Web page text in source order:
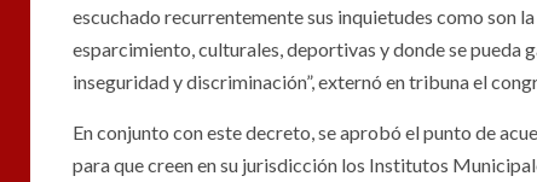
escuchado recurrentemente sus inquietudes como son
esparcimiento, culturales, deportivas y donde se pueda
inseguridad y discriminación”, externó en tribuna el
En conjunto con este decreto, se aprobó el punto de
para que creen en su jurisdicción los Institutos